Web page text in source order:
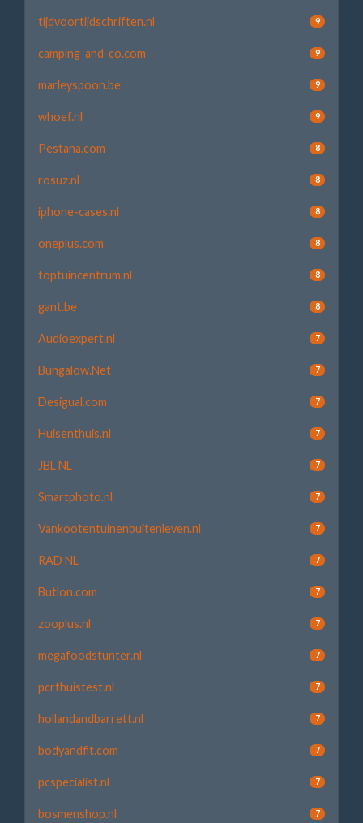
tijdvoortijdschriften.nl 9
camping-and-co.com 9
marleyspoon.be 9
whoef.nl 9
Pestana.com 8
rosuz.nl 8
iphone-cases.nl 8
oneplus.com 8
toptuincentrum.nl 8
gant.be 8
Audioexpert.nl 7
Bungalow.Net 7
Desigual.com 7
Huisenthuis.nl 7
JBL NL 7
Smartphoto.nl 7
Vankootentuinenbuitenleven.nl 7
RAD NL 7
Butlon.com 7
zooplus.nl 7
megafoodstunter.nl 7
pcrthuistest.nl 7
hollandandbarrett.nl 7
bodyandfit.com 7
pcspecialist.nl 7
bosmenshop.nl 7